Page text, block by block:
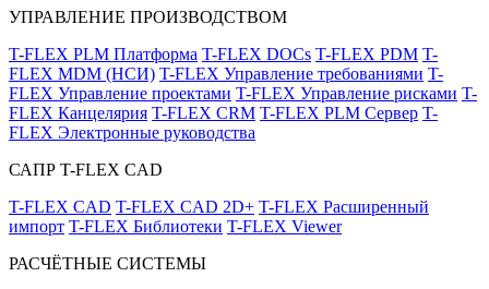
УПРАВЛЕНИЕ ПРОИЗВОДСТВОМ
T-FLEX PLM Платформа T-FLEX DOCs T-FLEX PDM T-
FLEX MDM (НСИ) T-FLEX Управление требованиями T-
FLEX Управление проектами T-FLEX Управление рисками T-
FLEX Канцелярия T-FLEX CRM T-FLEX PLM Сервер T-
FLEX Электронные руководства
САПР T-FLEX CAD
T-FLEX CAD T-FLEX CAD 2D+ T-FLEX Расширенный
импорт T-FLEX Библиотеки T-FLEX Viewer
РАСЧЁТНЫЕ СИСТЕМЫ